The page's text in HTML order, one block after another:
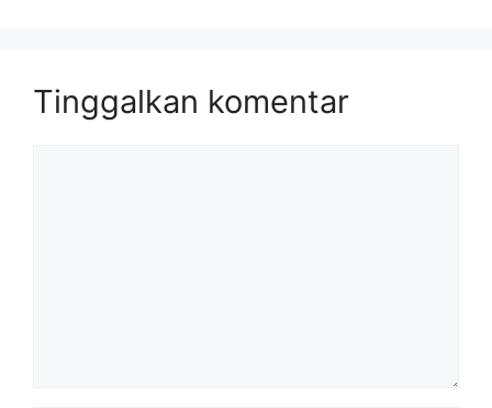
Tinggalkan komentar